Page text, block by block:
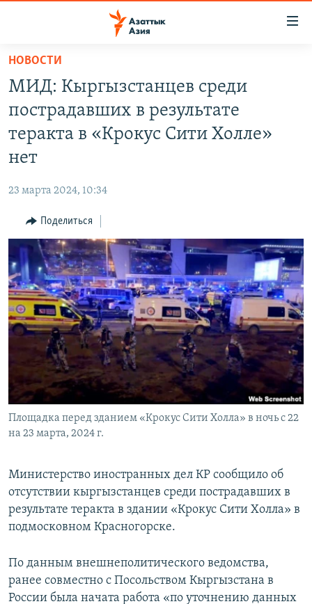
Вернуться
основному
содержанию
Вернутся
главной
Вернутся
поиску
НОВОСТИ
ВОЙНА В УКРАИНЕ
КЫРГЫЗЧА
ЎЗБЕКЧА
ТОҶИКӢ
TÜRKMENÇE
ПОДПИШИТЕСЬ НА НАС В СОЦСЕТЯХ
Все сайты РСЕ/РС
НОВОСТИ
МИД: Кыргызстанцев среди
пострадавших в результате
теракта в «Крокус Сити Холле»
нет
23 марта 2024, 10:34
Поделиться
Площадка перед зданием «Крокус Сити Холла» в ночь с 22
на 23 марта, 2024 г.
Министерство иностранных дел КР сообщило об
отсутствии кыргызстанцев среди пострадавших в
результате теракта в здании «Крокус Сити Холла» в
подмосковном Красногорске.
По данным внешнеполитического ведомства,
ранее совместно с Посольством Кыргызстана в
России была начата работа «по уточнению данных